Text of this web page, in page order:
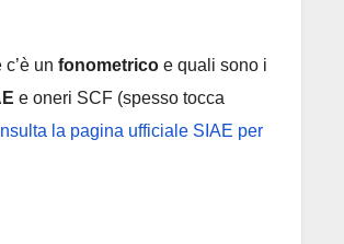
un fonometrico e quali sono i
e oneri SCF (spesso tocca
la pagina ufficiale SIAE per